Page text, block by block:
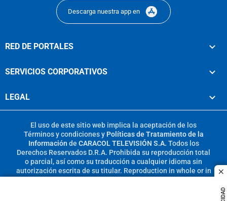
Descarga nuestra app en
RED DE PORTALES
SERVICIOS CORPORATIVOS
LEGAL
El uso de este sitio web implica la aceptación de los
Términos y condicionesy Políticas de Tratamiento de la
Información de CARACOL TELEVISIÓN S.A. Todos los
Derechos Reservados D.R.A. Prohibida su reproducción total
o parcial, así como su traducción a cualquier idioma sin
autorización escrita de su titular. Reproduction in whole or in